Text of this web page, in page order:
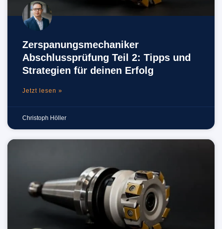
Zerspanungsmechaniker
Abschlussprüfung Teil 2: Tipps und
Strategien für deinen Erfolg
Jetzt lesen »
Christoph Höller